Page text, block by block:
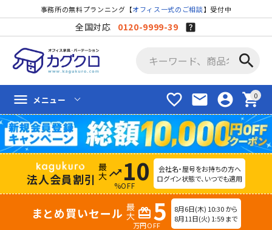
事務所の無料プランニング【オフィス一式のご相談】受付中
全国対応 0120-9999-39
search
favorite_border mail account_circle shopping_cart
menu メニュー
法人会員割引 trending_up 10
%OFF
会社名・屋号をお持ちの方へ
ログイン状態で、いつでも適用
まとめ買いセール redeem 5
万円OFF
8月6日(木) 10:30 から
8月11日(火) 1:59 まで